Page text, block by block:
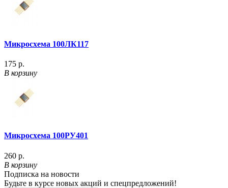
Микросхема 100ЛК117
175 р.
В корзину
Микросхема 100РУ401
260 р.
В корзину
Подписка на новости
Будьте в курсе новых акций и спецпредложений!